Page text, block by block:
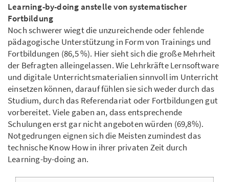
Learning-by-doing anstelle von systematischer
Fortbildung
Noch schwerer wiegt die unzureichende oder fehlende
pädagogische Unterstützung in Form von Trainings und
Fortbildungen (86,5 %). Hier sieht sich die große Mehrheit
der Befragten alleingelassen. Wie Lehrkräfte Lernsoftware
und digitale Unterrichtsmaterialien sinnvoll im Unterricht
einsetzen können, darauf fühlen sie sich weder durch das
Studium, durch das Referendariat oder Fortbildungen gut
vorbereitet. Viele gaben an, dass entsprechende
Schulungen erst gar nicht angeboten würden (69,8%).
Notgedrungen eignen sich die Meisten zumindest das
technische Know How in ihrer privaten Zeit durch
Learning-by-doing an.